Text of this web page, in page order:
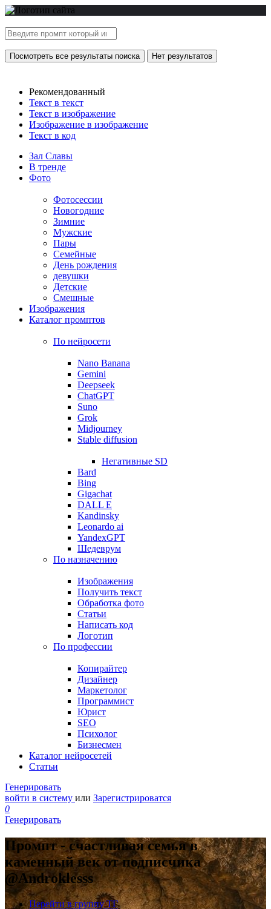
Посмотреть все результаты поиска Нет результатов
Рекомендованный
Текст в текст
Текст в изображение
Изображение в изображение
Текст в код
Зал Славы
В тренде
Фото
Фотосессии
Новогодние
Зимние
Мужские
Пары
Семейные
День рождения
девушки
Детские
Смешные
Изображения
Каталог промптов
По нейросети
Nano Banana
Gemini
Deepseek
ChatGPT
Suno
Grok
Midjourney
Stable diffusion
Негативные SD
Bard
Bing
Gigachat
DALL E
Kandinsky
Leonardo ai
YandexGPT
Шедеврум
По назначению
Изображения
Получить текст
Обработка фото
Статьи
Написать код
Логотип
По профессии
Копирайтер
Дизайнер
Маркетолог
Программист
Юрист
SEO
Психолог
Бизнесмен
Каталог нейросетей
Статьи
Генерировать
войти в систему или Зарегистрироватся
0
Генерировать
Промпт - счастливая семья в
каменный век от подписчика
@Androklesss
Перейти в группу ТГ